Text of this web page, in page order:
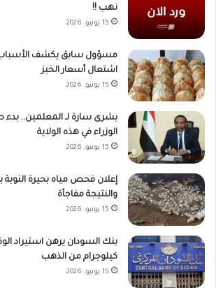
نهب !!
15 يونيو، 2026
مسؤول سابق يكشف الأسباب
اشتعال أسعار الخبز
15 يونيو، 2026
بشرى سارة لـ المعلمين..
الوزراء في هذه الولاية
15 يونيو، 2026
إعلان فحص مياه بحيرة
والنتيجة مفاجأة
15 يونيو، 2026
كيلوجرام من الذهب
15 يونيو، 2026